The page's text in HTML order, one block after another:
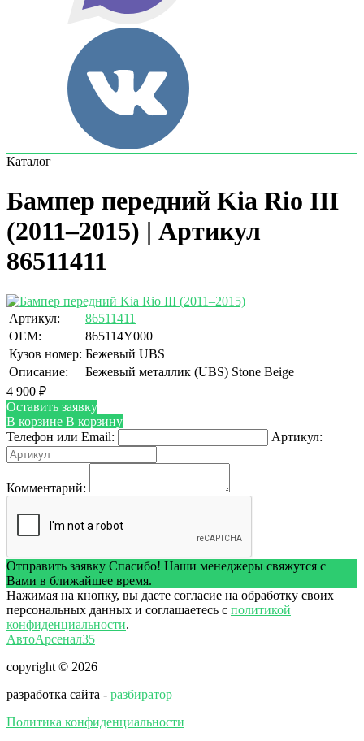
Каталог
Бампер передний Kia Rio III
(2011–2015) | Артикул
86511411
Артикул:
86511411
OEM:
865114Y000
Кузов номер: Бежевый UBS
Описание:
Бежевый металлик (UBS) Stone Beige
4 900 ₽
Оставить заявку
В корзине В корзину
Телефон или Email:
Артикул:
Комментарий:
Отправить заявку Спасибо! Наши менеджеры свяжутся с
Вами в ближайшее время.
Нажимая на кнопку, вы даете согласие на обработку своих
персональных данных и соглашаетесь с политикой
конфиденциальности.
АвтоАрсенал35
copyright © 2026
разработка сайта - разбиратор
Политика конфиденциальности